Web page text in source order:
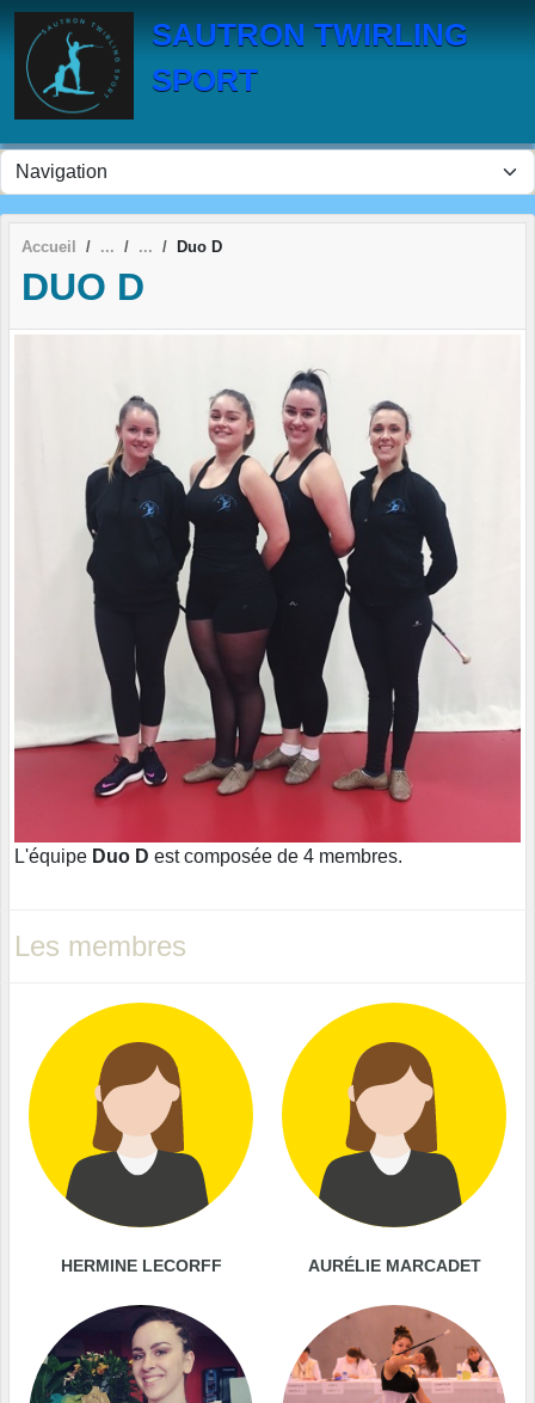
SAUTRON TWIRLING
SPORT
Accueil Duo D
DUO D
L'équipe Duo D est composée de 4 membres.
Les membres
HERMINE LECORFF AURÉLIE MARCADET
Panneau de gestion des cookies